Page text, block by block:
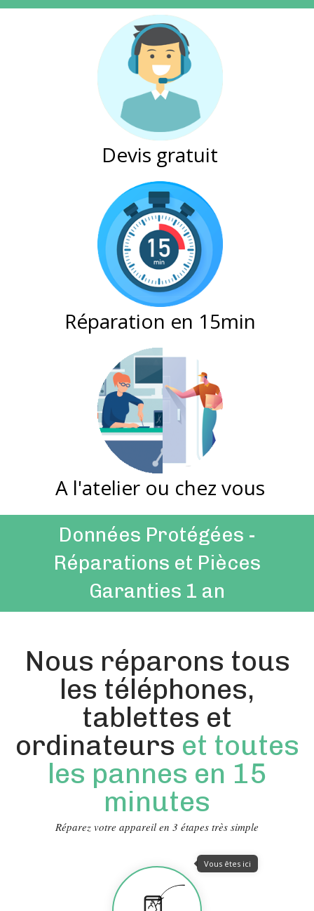
Devis gratuit
Réparation en 15min
A l'atelier ou chez vous
Données Protégées -
Réparations et Pièces
Garanties 1 an
Nous réparons tous
les téléphones,
tablettes et
ordinateurs et toutes
les pannes en 15
minutes
Réparez votre appareil en 3 étapes très simple
Vous êtes ici